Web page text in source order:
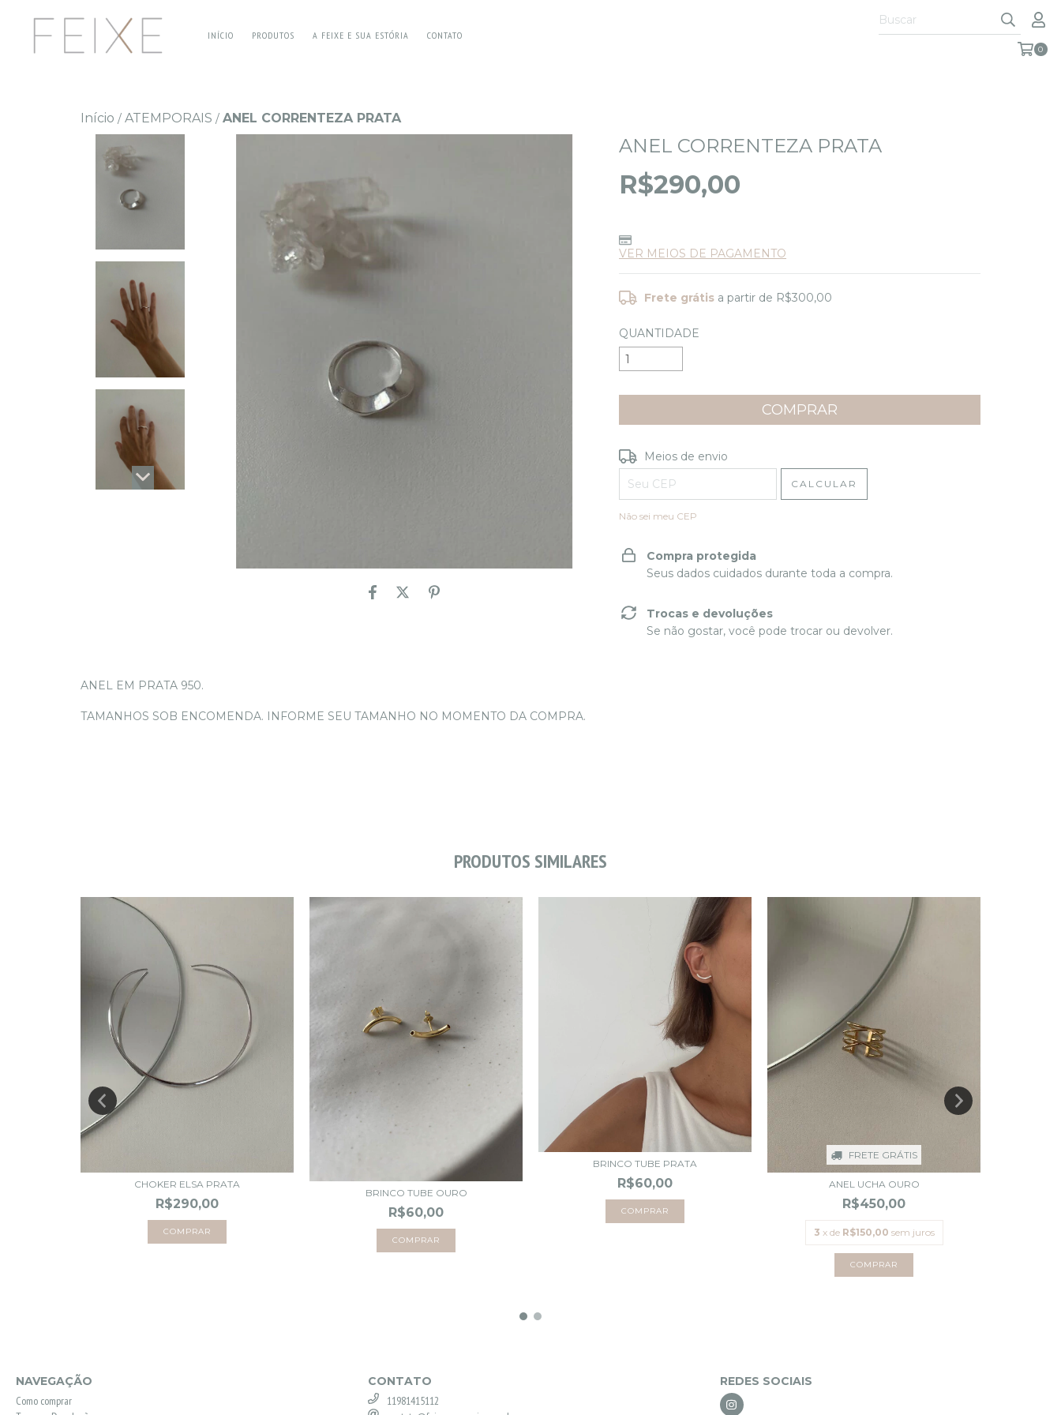
INÍCIO PRODUTOS A FEIXE E SUA ESTÓRIA CONTATO
0
Início / ATEMPORAIS / ANEL CORRENTEZA PRATA
ANEL EM PRATA 950.
TAMANHOS SOB ENCOMENDA. INFORME SEU TAMANHO NO MOMENTO DA COMPRA.
ANEL CORRENTEZA PRATA
R$290,00
VER MEIOS DE PAGAMENTO
Frete grátis a partir de R$300,00
QUANTIDADE
Entregas para o CEP:
Meios de envio
CALCULAR
Não sei meu CEP
Compra protegida
Seus dados cuidados durante toda a compra.
Trocas e devoluções
Se não gostar, você pode trocar ou devolver.
PRODUTOS SIMILARES
CHOKER ELSA PRATA
R$290,00
BRINCO TUBE OURO
R$60,00
BRINCO TUBE PRATA
R$60,00
FRETE GRÁTIS
ANEL UCHA OURO
R$450,00
3 x de R$150,00 sem juros
NAVEGAÇÃO
Como comprar
CONTATO
11981415112
REDES SOCIAIS